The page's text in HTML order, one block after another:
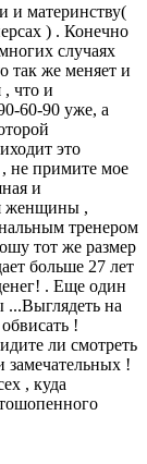
и материнству(
) . Конечно
случаях
так же меняет и
, что и
60-90 уже, а
это
не примите мое
и
женщины ,
тренером
тот же размер
больше 27 лет
. Еще один
на
!
ли смотреть
замечательных !
, куда